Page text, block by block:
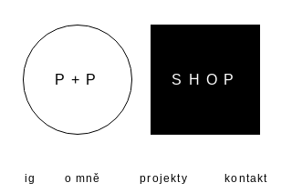
P + P S H O P
ig o mně projekty kontakt